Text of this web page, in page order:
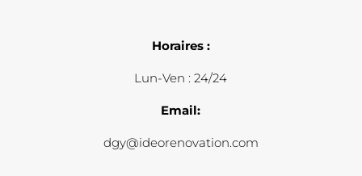
Horaires :
Lun-Ven : 24/24
Email:
dgy@ideorenovation.com